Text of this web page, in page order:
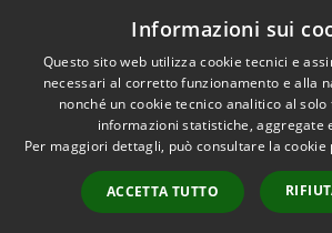
Dichiarazione di accessibilità
Accessibilità
Informazioni sui
Questo sito web utilizza cookie tecnici e
necessari al corretto funzionamento e alla
nonché un cookie tecnico analitico al
informazioni statistiche, aggregate
Per maggiori dettagli, può consultare la cookie
ACCETTA TUTTO